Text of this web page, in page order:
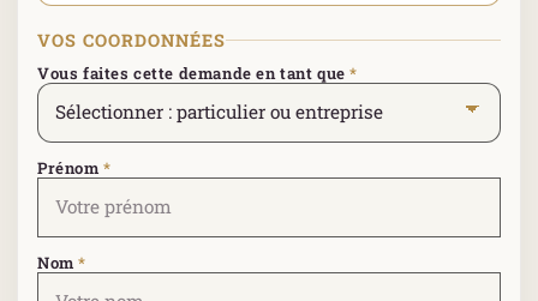
VOS COORDONNÉES
Vous faites cette demande en tant que*
Prénom*
Nom*